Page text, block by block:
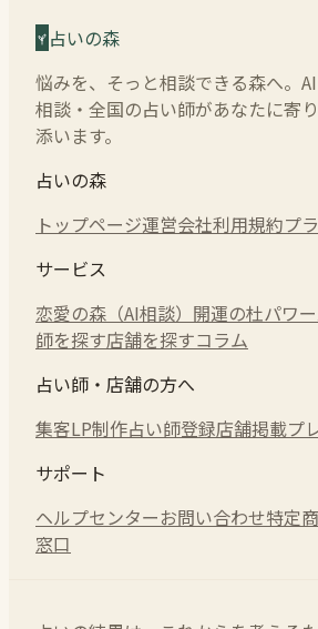
占いの森
悩みを、そっと相談できる森へ。AI
相談・全国の占い師があなたに寄り
添います。
占いの森
トップページ運営会社利用規約プ
サービス
恋愛の森（AI相談） 開運の杜パワ
師を探す店舗を探すコラム
占い師・店舗の方へ
集客LP制作占い師登録店舗掲載プ
サポート
ヘルプセンターお問い合わせ特定
窓口